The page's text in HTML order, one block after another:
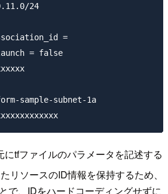
24
=
= false
sample-subnet-1a
にtfファイルのパラメータを記述する
リソースのID情報を保持するため、
で、IDをハードコーディングせずに